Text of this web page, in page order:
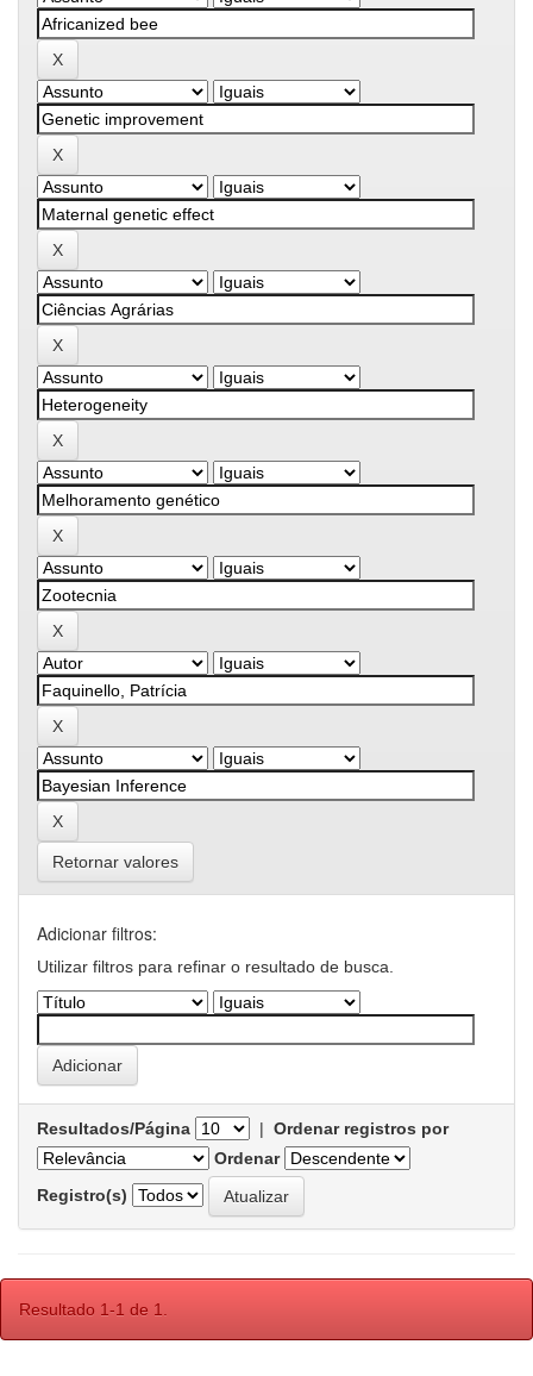
Retornar valores
Adicionar filtros:
Utilizar filtros para refinar o resultado de busca.
Resultados/Página | Ordenar registros por
Ordenar
Registro(s)
Resultado 1-1 de 1.